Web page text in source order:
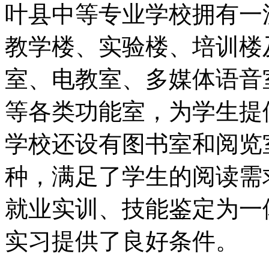
叶县中等专业学校拥有
教学楼、实验楼、培训
室、电教室、多媒体语
等各类功能室，为学生
学校还设有图书室和阅
种，满足了学生的阅读
就业实训、技能鉴定为
实习提供了良好条件。